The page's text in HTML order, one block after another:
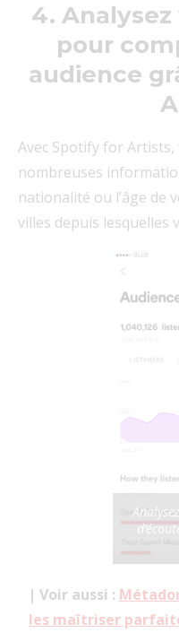
4.
pour
audience
Avec Spotify for Artists,
nombreuses
nationalité ou l’âge de
villes depuis lesquelles
| Voir aussi :
les maîtriser